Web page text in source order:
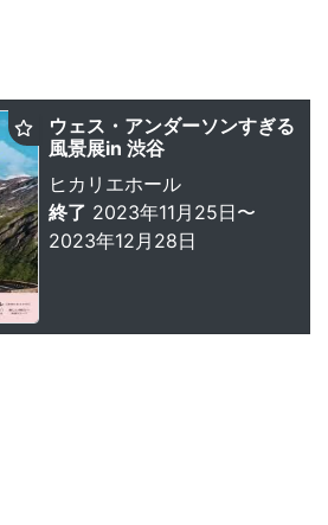
ウェス・アンダーソンすぎる
風景展in 渋谷
ヒカリエホール
終了 2023年11月25日〜
2023年12月28日